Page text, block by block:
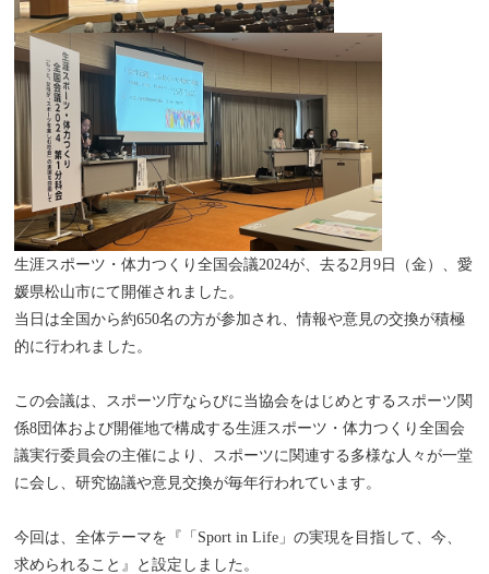
生涯スポーツ・体力つくり全国会議2024が、去る2月9日（金）、愛
媛県松山市にて開催されました。
当日は全国から約650名の方が参加され、情報や意見の交換が積極
的に行われました。
この会議は、スポーツ庁ならびに当協会をはじめとするスポーツ関
係8団体および開催地で構成する生涯スポーツ・体力つくり全国会
議実行委員会の主催により、スポーツに関連する多様な人々が一堂
に会し、研究協議や意見交換が毎年行われています。
今回は、全体テーマを『「Sport in Life」の実現を目指して、今、
求められること』と設定しました。